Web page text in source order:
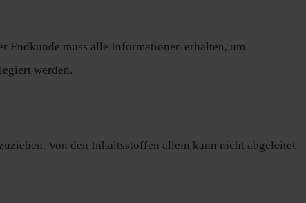
Endkunde muss alle Informationen erhalten, um
werden.
Von den Inhaltsstoffen allein kann nicht abgeleitet